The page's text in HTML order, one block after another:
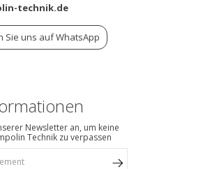
technik.de
Sie uns auf WhatsApp
Newsletter an, um keine
Technik zu verpassen